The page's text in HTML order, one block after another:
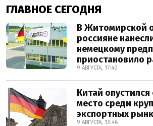
ГЛАВНОЕ СЕГОДНЯ
В Житомирской
россияне
немецкому
приостановило
9 АВГУСТА, 17:40
Китай
место среди
экспортных
9 АВГУСТА, 13:46